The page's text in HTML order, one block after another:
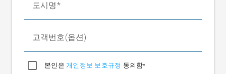
도시명
고객번호(옵션)
본인은 개인정보 보호규정 동의함*